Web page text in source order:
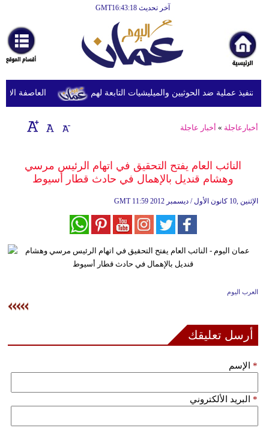
آخر تحديث GMT16:43:18
أخبارعاجلة
رياضة
ثقافة
إقتصاد
وموسيقى
سياحة
ديكور
مرأة
العاصفة عملية ضد الحوثيين والميليشيات التابعة لهم
أخبارعاجلة » أخبار عاجلة
النائب العام يفتح التحقيق في اتهام الرئيس مرسي
وهشام قنديل بالإهمال في حادث قطار أسيوط
GMT 11:59 2012 الإثنين ,10 كانون الأول / ديسمبر
العرب اليوم
أرسل تعليقك
الإسم *
البريد الألكتروني *